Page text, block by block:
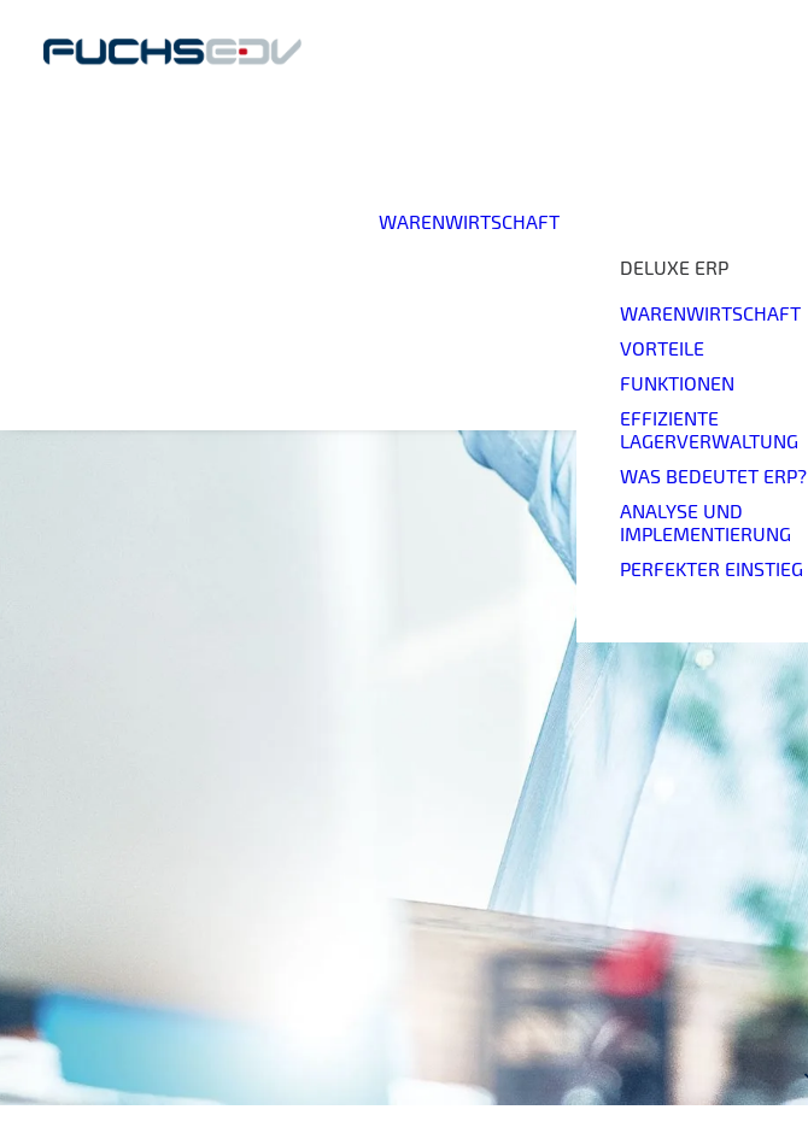
WARENWIRTSCHAFT
DELUXE ERP
WARENWIRTSCHAFT
VORTEILE
FUNKTIONEN
EFFIZIENTE
LAGERVERWALTUNG
WAS BEDEUTET ERP?
ANALYSE UND
IMPLEMENTIERUNG
PERFEKTER EINSTIEG